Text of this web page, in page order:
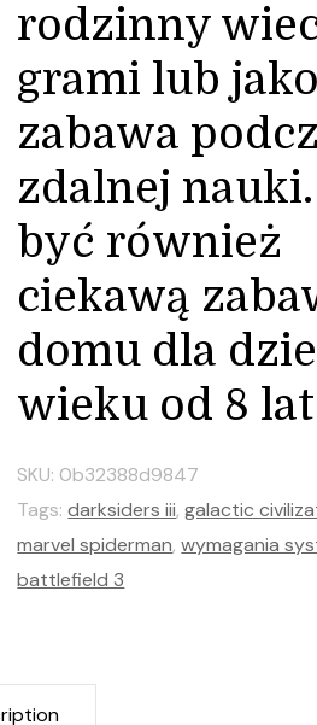
rodzinny
grami lub jako
zabawa
zdalnej
być również
ciekawą
domu dla
wieku od 8
SKU: 0b32388d9847
Tags:darksiders iii,galactic
marvel spiderman,wymagania
battlefield 3